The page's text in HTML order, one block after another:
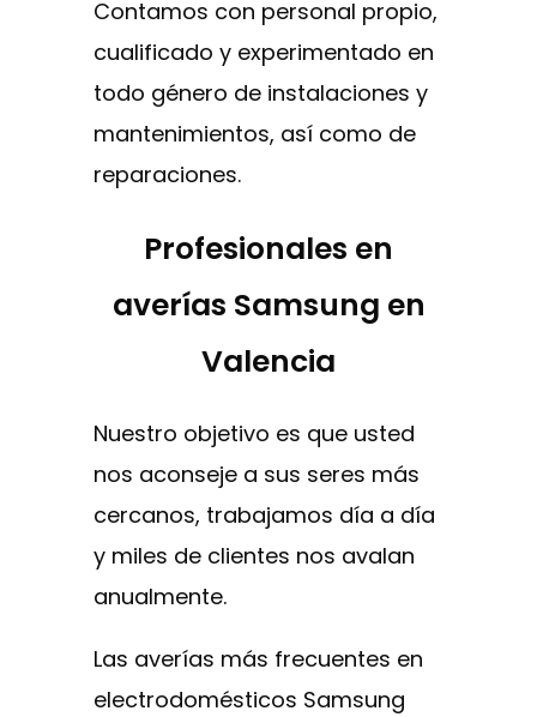
Contamos con personal propio,
cualificado y experimentado en
todo género de instalaciones y
mantenimientos, así como de
reparaciones.
Profesionales en
averías Samsung en
Valencia
Nuestro objetivo es que usted
nos aconseje a sus seres más
cercanos, trabajamos día a día
y miles de clientes nos avalan
anualmente.
Las averías más frecuentes en
electrodomésticos Samsung